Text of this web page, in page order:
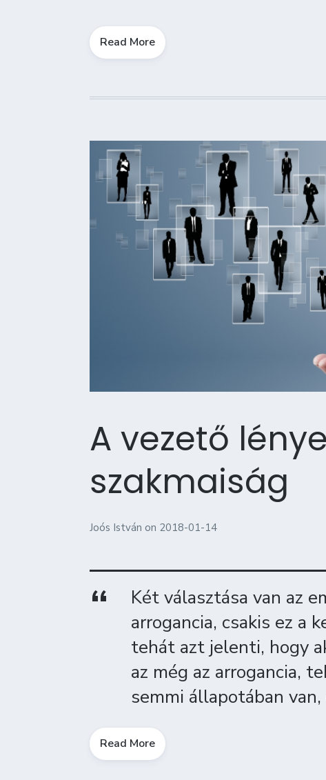
Read More
A vezető
szakmaiság
Joós István on 2018-01-14
Két választása van az
arrogancia, csakis ez a
tehát azt jelenti, hogy
az még az arrogancia,
semmi állapotában
Read More